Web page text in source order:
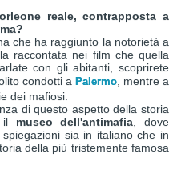
reale, contrapposta a
che ha raggiunto la notorietà a
raccontata nei film che quella
con gli abitanti, scoprirete
condotti a Palermo, mentre a
dei mafiosi.
di questo aspetto della storia
museo dell'antimafia, dove
sia in italiano che in
della più tristemente famosa